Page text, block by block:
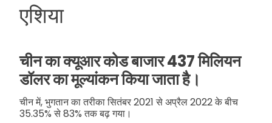
एशिया
चीन का क्यूआर कोड बाजार 437 मिलियन
डॉलर का मूल्यांकन किया जाता है।
चीन में, भुगतान का तरीका सितंबर 2021 से अप्रैल 2022 के बीच
35.35% से 83% तक बढ़ गया।